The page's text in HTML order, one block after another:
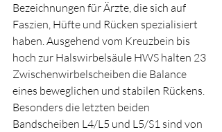
Bezeichnungen für Ärzte, die sich auf
Faszien, Hüfte und Rücken spezialisiert
haben. Ausgehend vom Kreuzbein bis
hoch zur Halswirbelsäule HWS halten 23
Zwischenwirbelscheiben die Balance
eines beweglichen und stabilen Rückens.
Besonders die letzten beiden
Bandscheiben L4/L5 und L5/S1 sind von